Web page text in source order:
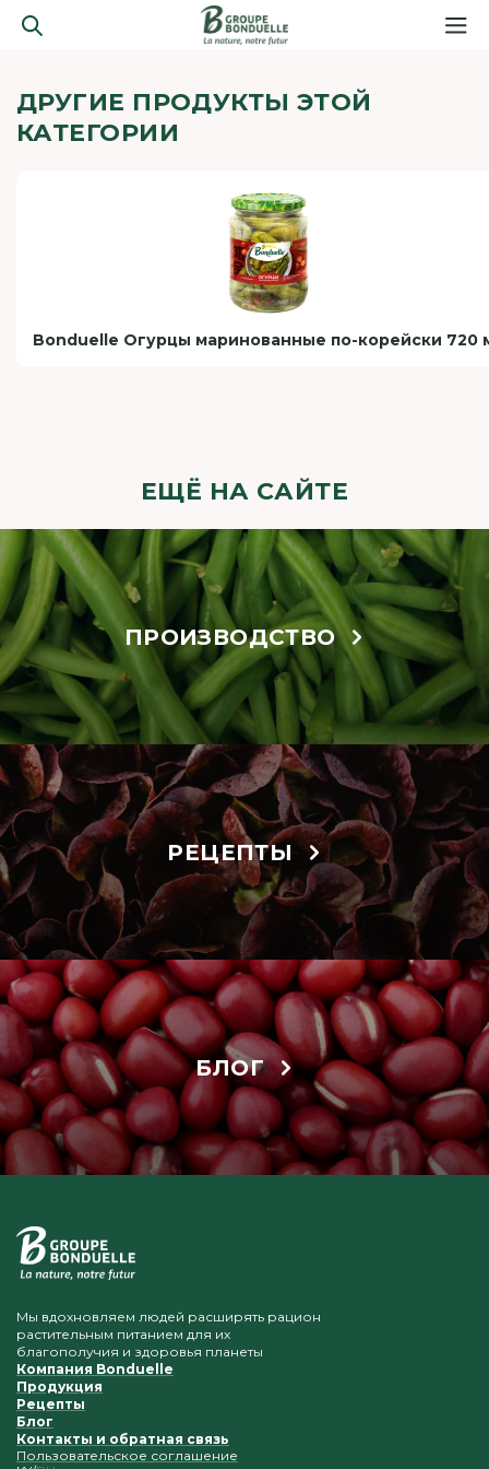
ДРУГИЕ ПРОДУКТЫ ЭТОЙ
КАТЕГОРИИ
Bonduelle Огурцы маринованные по-корейски 720
ЕЩЁ НА САЙТЕ
ПРОИЗВОДСТВО
РЕЦЕПТЫ
БЛОГ
Мы вдохновляем людей расширять рацион
растительным питанием для их
благополучия и здоровья планеты
Компания Bonduelle
Продукция
Рецепты
Блог
Контакты и обратная связь
Пользовательское соглашение